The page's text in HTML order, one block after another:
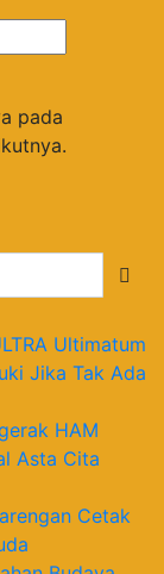
pada
Ultimatum
Jika Tak Ada
HAM
Asta Cita
Cetak